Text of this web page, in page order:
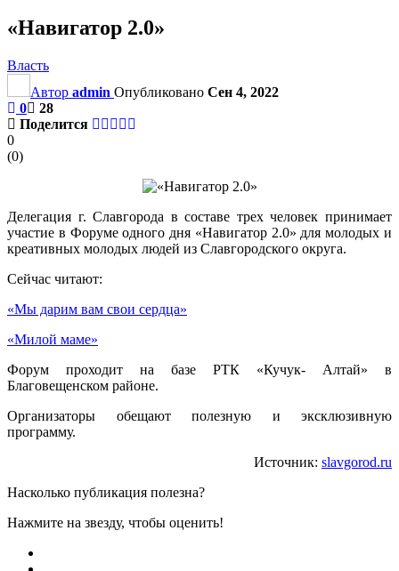
«Навигатор 2.0»
Власть
Автор admin Опубликовано Сен 4, 2022
0
28
Поделится
0
(0)
Делегация г. Славгорода в составе трех человек принимает
участие в Форуме одного дня «Навигатор 2.0» для молодых и
креативных молодых людей из Славгородского округа.
Сейчас читают:
«Мы дарим вам свои сердца»
«Милой маме»
Форум проходит на базе РТК «Кучук- Алтай» в
Благовещенском районе.
Организаторы обещают полезную и эксклюзивную
программу.
Источник: slavgorod.ru
Насколько публикация полезна?
Нажмите на звезду, чтобы оценить!